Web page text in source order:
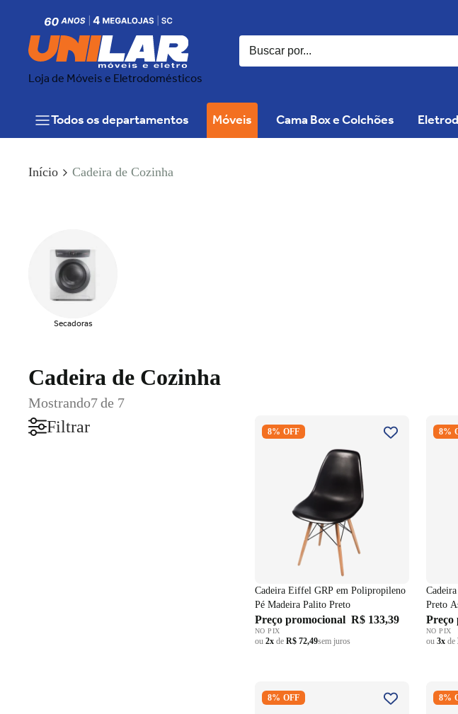
Loja de Móveis e Eletrodomésticos
Todos os departamentos Móveis Cama Box e Colchões
Início Cadeira de Cozinha
Secadoras
Cadeira de Cozinha
Mostrando7 de 7
Filtrar
Polipropileno Pé Madeira Palito
8% OFF
Cadeira Eiffel GRP em Polipropileno
Pé Madeira Palito Preto
Preço promocional R$ 133,39
NO PIX
ou 2x de R$ 72,49sem juros
Preto
8%
Preto
Preço
NO PIX
ou 3x de
Polipropileno Pé Madeira Palito
8% OFF 8%